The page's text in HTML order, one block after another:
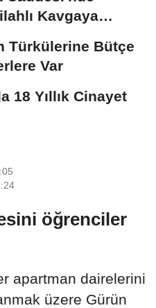
Kavgaya
Türkülerine Bütçe
Var
18 Yıllık Cinayet
öğrenciler
apartman dairelerini
üzere Gürün